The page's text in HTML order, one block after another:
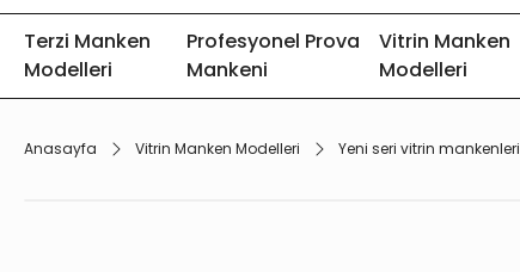
Terzi Manken
Modelleri
Profesyonel Prova
Mankeni
Vitrin Manken
Modelleri
Anasayfa Vitrin Manken Modelleri Yeni seri vitrin mankenleri